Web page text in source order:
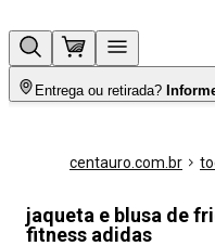
Entrega ou retirada?
centauro.com.br
jaqueta e blusa de
fitness adidas